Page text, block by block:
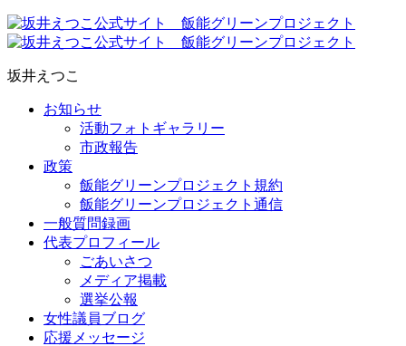
坂井えつこ
お知らせ
活動フォトギャラリー
市政報告
政策
飯能グリーンプロジェクト規約
飯能グリーンプロジェクト通信
一般質問録画
代表プロフィール
ごあいさつ
メディア掲載
選挙公報
女性議員ブログ
応援メッセージ